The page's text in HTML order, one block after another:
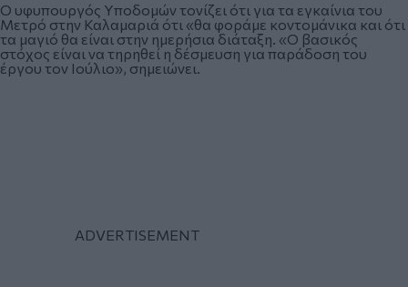
Ο υφυπουργός Υποδομών τονίζει ότι για τα εγκαίνια του
Mετρό στην Καλαμαριά ότι «θα φοράμε κοντομάνικα και ότι
τα μαγιό θα είναι στην ημερήσια διάταξη. «Ο βασικός
στόχος είναι να τηρηθεί η δέσμευση για παράδοση του
έργου τον Ιούλιο», σημειώνει.